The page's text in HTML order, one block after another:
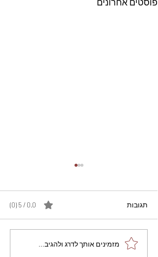
פוסטים אחרונים
מתכון מנצח עוגת מייפל
תגובות 0.0 / 5 ‏(0)
מזמינים אותך לדרג ולהגיב...